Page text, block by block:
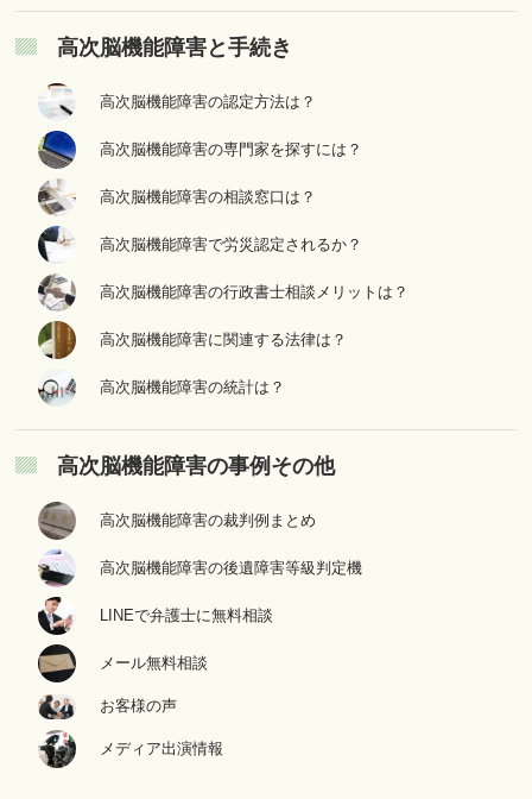
高次脳機能障害と手続き
高次脳機能障害の認定方法は？
高次脳機能障害の専門家を探すには？
高次脳機能障害の相談窓口は？
高次脳機能障害で労災認定されるか？
高次脳機能障害の行政書士相談メリットは？
高次脳機能障害に関連する法律は？
高次脳機能障害の統計は？
高次脳機能障害の事例その他
高次脳機能障害の裁判例まとめ
高次脳機能障害の後遺障害等級判定機
LINEで弁護士に無料相談
メール無料相談
お客様の声
メディア出演情報